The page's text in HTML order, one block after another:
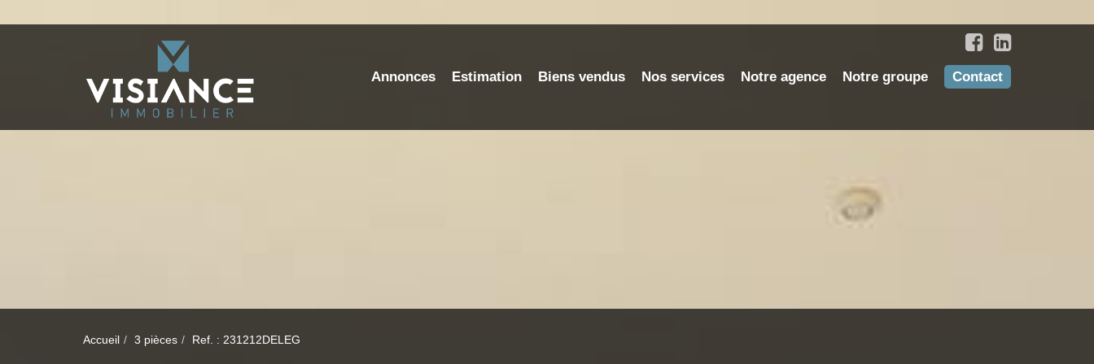
Annonces Estimation Biens vendus Nos services Notre agence Notre groupe Contact
Accueil 3 pièces Ref. : 231212DELEG